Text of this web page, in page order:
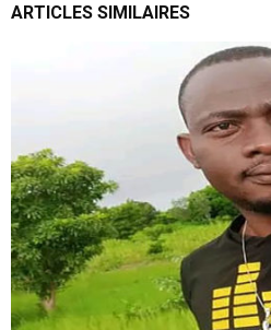
ARTICLES SIMILAIRES